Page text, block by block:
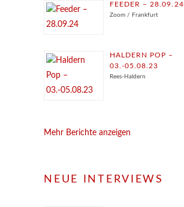
FEEDER – 28.09.24
Zoom / Frankfurt
HALDERN POP –
03.-05.08.23
Rees-Haldern
Mehr Berichte anzeigen
NEUE INTERVIEWS